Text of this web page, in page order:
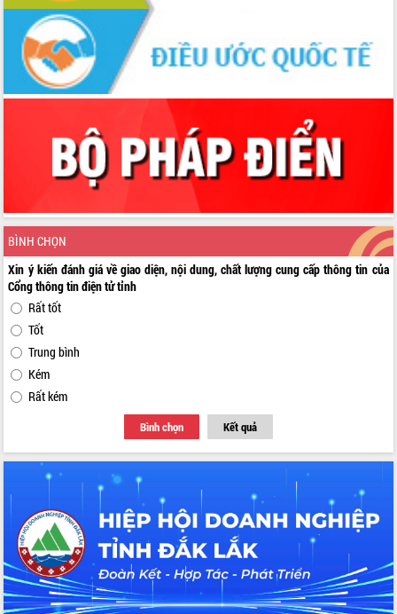
BÌNH CHỌN
Xin ý kiến đánh giá về giao diện, nội dung, chất lượng cung cấp thông tin của
Cổng thông tin điện tử tỉnh
Rất tốt
Tốt
Trung bình
Kém
Rất kém
Bình chọn Kết quả